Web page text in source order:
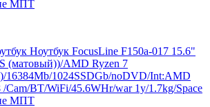
Ноутбук FocusLine F150a-017 15.6"
(матовый))/AMD Ryzen 7
16384Mb/1024SSDGb/noDVD/Int:AMD
/Cam/BT/WiFi/45.6WHr/war 1y/1.7kg/Space
МПТ